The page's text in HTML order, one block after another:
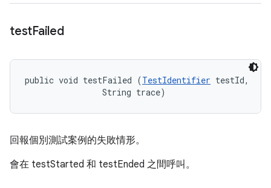
testFailed
public void testFailed (TestIdentifier testId,
                String trace)
回報個別測試案例的失敗情形。
會在 testStarted 和 testEnded 之間呼叫。